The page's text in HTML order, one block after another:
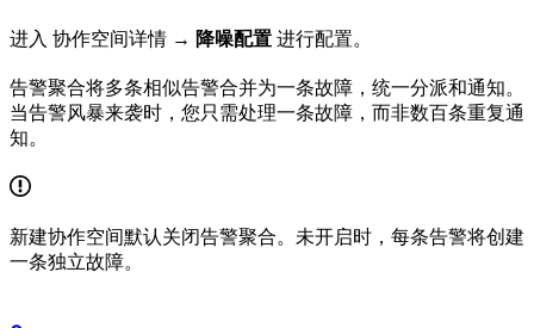
进入 协作空间详情 → 降噪配置 进行配置。
告警聚合将多条相似告警合并为一条故障，统一分派和通知。
当告警风暴来袭时，您只需处理一条故障，而非数百条重复通
知。
新建协作空间默认关闭告警聚合。未开启时，每条告警将创建
一条独立故障。